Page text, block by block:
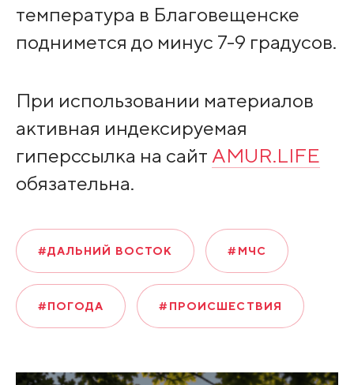
температура в Благовещенске
поднимется до минус 7-9 градусов.
При использовании материалов
активная индексируемая
гиперссылка на сайт AMUR.LIFE
обязательна.
#ДАЛЬНИЙ ВОСТОК #МЧС
#ПОГОДА #ПРОИСШЕСТВИЯ